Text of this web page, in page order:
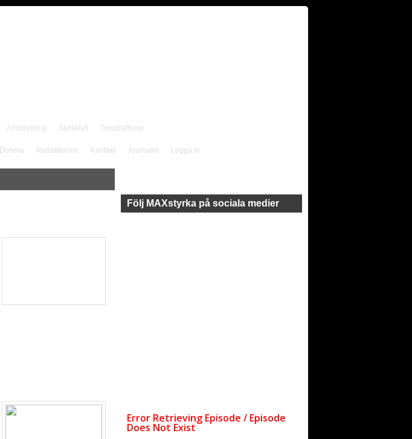
Armbrytning Styrkelyft Tyngdlyftning
Donera Redaktionen Kontakt Journaler Logga in
Följ MAXstyrka på sociala medier